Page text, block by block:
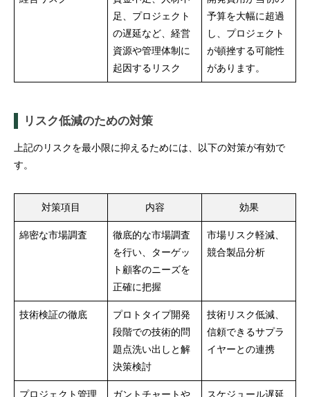
足、プロジェクト
の遅延など、経営
資源や管理体制に
起因するリスク
予算を大幅に超過
し、プロジェクト
が頓挫する可能性
があります。
リスク低減のための対策
上記のリスクを最小限に抑えるためには、以下の対策が有効で
す。
対策項目 内容 効果
綿密な市場調査
徹底的な市場調査
を行い、ターゲッ
ト顧客のニーズを
正確に把握
市場リスク軽減、
競合製品分析
技術検証の徹底
プロトタイプ開発
段階での技術的問
題点洗い出しと解
決策検討
技術リスク低減、
信頼できるサプラ
イヤーとの連携
プロジェクト管理
ガントチャートや
スケジュール遅延